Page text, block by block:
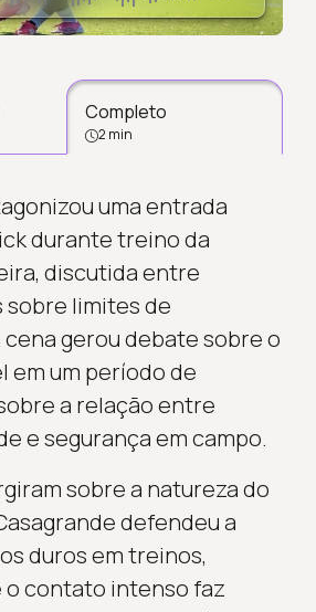
Completo
2 min
uma entrada
durante treino da
discutida entre
limites de
gerou debate sobre o
em um período de
a relação entre
e segurança em campo.
sobre a natureza do
defendeu a
duros em treinos,
o contato intenso faz